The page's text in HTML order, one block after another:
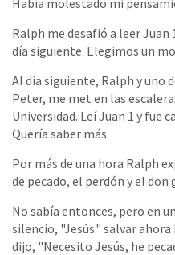
Ralph me desafió a leer Juan
día siguiente. Elegimos un
Al día siguiente, Ralph y uno
Peter, me met en las
Universidad. Leí Juan 1 y fue
Quería saber más.
Por más de una hora Ralph
de pecado, el perdón y el
No sabía entonces, pero en
silencio, "Jesús." salvar
dijo, "Necesito Jesús, he